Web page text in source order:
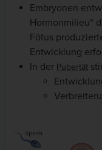
Embryonen
Hormonmilieu“
Fötus
Entwicklung
In der Pubertät